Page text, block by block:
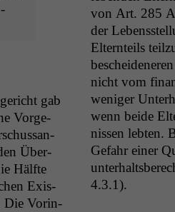
gab
Vorge­
Über­
Hälfte
Exis­
Die Vorin­
von Art. 285
der
Eltern­teils
nicht vom
weniger
wenn bei­de
nis­sen lebten.
Gefahr ein­er
4.3.1).